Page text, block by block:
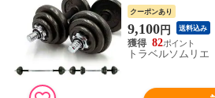
無料 ※北海道、
ジ発送】 トラベ
クーポンあり
9,100円 送料込み
82
トラベルソムリエ